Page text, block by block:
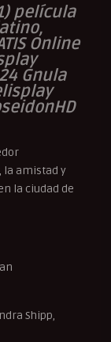
película
Online
Gnula
la amistad y
la ciudad de
Shipp,